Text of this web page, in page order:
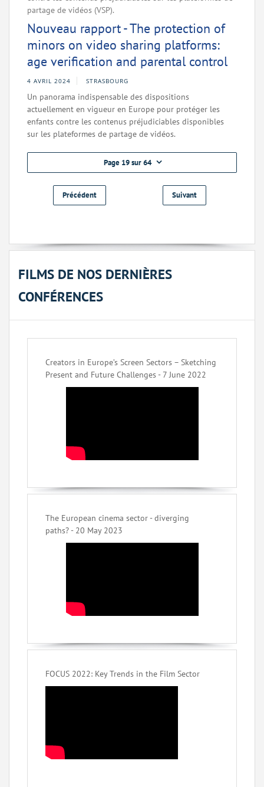
partage de vidéos (VSP).
Nouveau rapport - The protection of
minors on video sharing platforms:
age verification and parental control
4 AVRIL 2024 STRASBOURG
Un panorama indispensable des dispositions
actuellement en vigueur en Europe pour protéger les
enfants contre les contenus préjudiciables disponibles
sur les plateformes de partage de vidéos.
Page 19 sur 64
Précédent Suivant
FILMS DE NOS DERNIÈRES
CONFÉRENCES
Creators in Europe’s Screen Sectors – Sketching
Present and Future Challenges - 7 June 2022
The European cinema sector - diverging
paths? - 20 May 2023
FOCUS 2022: Key Trends in the Film Sector